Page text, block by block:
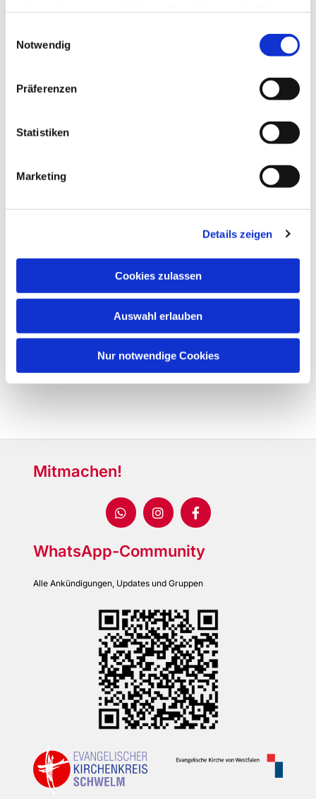
Notwendig
Präferenzen
Statistiken
Marketing
Details zeigen
Cookies zulassen
Auswahl erlauben
Nur notwendige Cookies
Mitmachen!
WhatsApp-Community
Alle Ankündigungen, Updates und Gruppen